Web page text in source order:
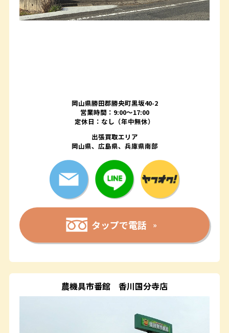
岡山県勝田郡勝央町黒坂40-2
営業時間：9:00～17:00
定休日：なし（年中無休）
出張買取エリア
岡山県、広島県、兵庫県南部
タップで電話
農機具市番館 香川国分寺店